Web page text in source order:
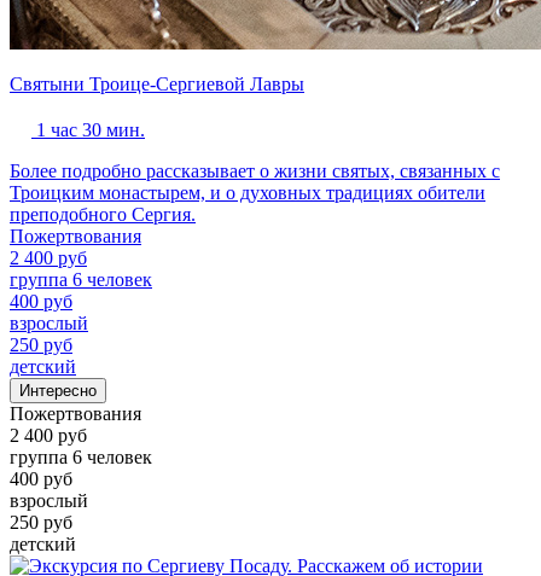
Святыни Троице-Сергиевой Лавры
1 час 30 мин.
Более подробно рассказывает о жизни святых, связанных с
Троицким монастырем, и о духовных традициях обители
преподобного Сергия.
Пожертвования
2 400 руб
группа 6 человек
400 руб
взрослый
250 руб
детский
Интересно
Пожертвования
2 400 руб
группа 6 человек
400 руб
взрослый
250 руб
детский